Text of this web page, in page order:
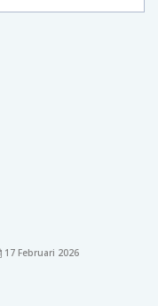
17 Februari 2026